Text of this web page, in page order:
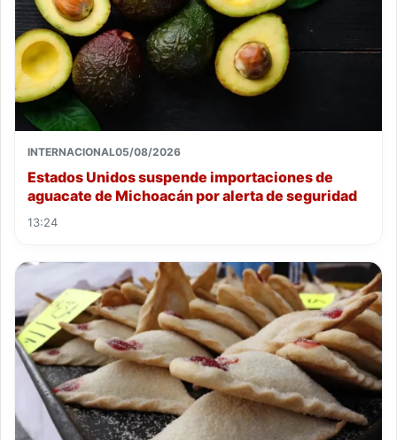
INTERNACIONAL05/08/2026
Estados Unidos suspende importaciones de
aguacate de Michoacán por alerta de seguridad
13:24